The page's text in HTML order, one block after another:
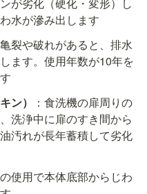
水が滲み出します
裂や破れがあると、排水
ます。使用年数が10年を
ン）
：食洗機の扉周りの
洗浄中に扉のすき間から
汚れが長年蓄積して劣化
の使用で本体底部からじわ